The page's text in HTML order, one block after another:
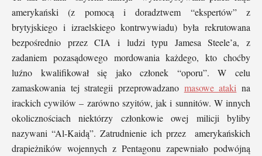
amerykański (z pomocą i doradztwem “ekspertów” z
brytyjskiego i izraelskiego kontrwywiadu) była rekrutowana
bezpośrednio przez CIA i ludzi typu Jamesa Steele’a, z
zadaniem pozasądowego mordowania każdego, kto choćby
luźno kwalifikował się jako członek “oporu”. W celu
zamaskowania tej strategii przeprowadzano masowe ataki na
irackich cywilów – zarówno szyitów, jak i sunnitów. W innych
okolicznościach niektórzy członkowie owej milicji byliby
nazywani “Al-Kaidą”. Zatrudnienie ich przez amerykańskich
drapieżników wojennych z Pentagonu zapewniało podwójną